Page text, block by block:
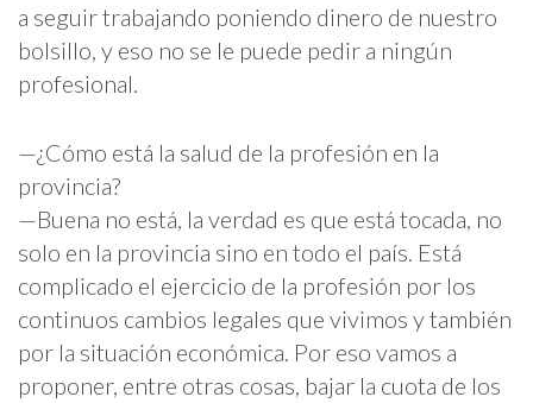
a seguir trabajando poniendo dinero de nuestro
bolsillo, y eso no se le puede pedir a ningún
profesional.
—¿Cómo está la salud de la profesión en la
provincia?
—Buena no está, la verdad es que está tocada, no
solo en la provincia sino en todo el país. Está
complicado el ejercicio de la profesión por los
continuos cambios legales que vivimos y también
por la situación económica. Por eso vamos a
proponer, entre otras cosas, bajar la cuota de los